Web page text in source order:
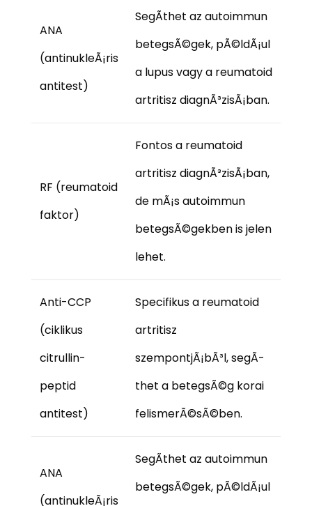
ANA
(antinukleÃ¡ris
antitest)
SegÃ­thet az autoimmun
betegsÃ©gek, pÃ©ldÃ¡ul
a lupus vagy a reumatoid
artritisz diagnÃ³zisÃ¡ban.
RF (reumatoid
faktor)
Fontos a reumatoid
artritisz diagnÃ³zisÃ¡ban,
de mÃ¡s autoimmun
betegsÃ©gekben is jelen
lehet.
Anti-CCP
(ciklikus
citrullin-
peptid
antitest)
Specifikus a reumatoid
artritisz
szempontjÃ¡bÃ³l, segÃ­
thet a betegsÃ©g korai
felismerÃ©sÃ©ben.
ANA
(antinukleÃ¡ris
SegÃ­thet az autoimmun
betegsÃ©gek, pÃ©ldÃ¡ul